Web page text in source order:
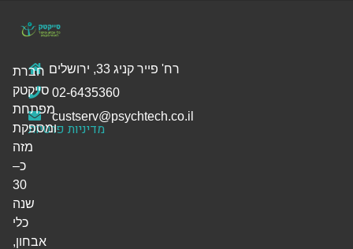
רח' פייר קניג 33, ירושלים
02-6435360
custserv@psychtech.co.il
מדיניות פרטיות
חברת
סייקטק
מפתחת
ומספקת
מזה
כ–
30
שנה
כלי
אבחון,